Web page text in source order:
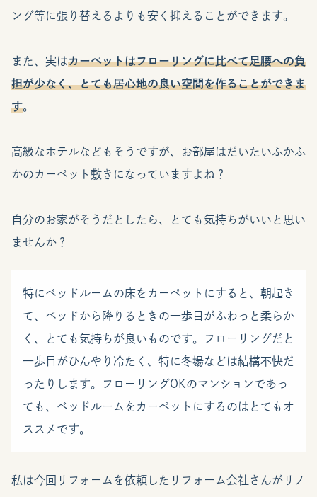
ング等に張り替えるよりも安く抑えることができます。
また、実はカーペットはフローリングに比べて足腰への負
担が少なく、とても居心地の良い空間を作ることができま
す。
高級なホテルなどもそうですが、お部屋はだいたいふかふ
かのカーペット敷きになっていますよね？
自分のお家がそうだとしたら、とても気持ちがいいと思い
ませんか？
特にベッドルームの床をカーペットにすると、朝起き
て、ベッドから降りるときの一歩目がふわっと柔らか
く、とても気持ちが良いものです。フローリングだと
一歩目がひんやり冷たく、特に冬場などは結構不快だ
ったりします。フローリングOKのマンションであっ
ても、ベッドルームをカーペットにするのはとてもオ
ススメです。
私は今回リフォームを依頼したリフォーム会社さんがリノ